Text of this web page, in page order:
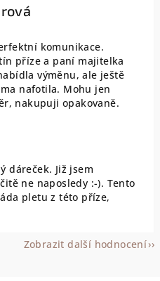
je 5 z 5 hvězdiček.
komunikace.
příze a paní majitelka
výměnu, ale ještě
nafotila. Mohu jen
nakupuji opakovaně.
je 5 z 5 hvězdiček.
dáreček. Již jsem
ne naposledy :-). Tento
pletu z této příze,
Zobrazit další hodnocení